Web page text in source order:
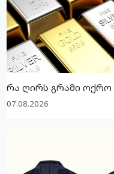
რა ღირს გრამი ოქრო
07.08.2026